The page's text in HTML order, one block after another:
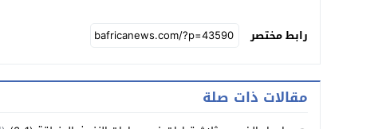
رابط مختصر
مقالات ذات صلة